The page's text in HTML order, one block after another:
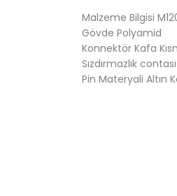
Malzeme Bilgisi
Gövde Polyamid
Konnektör Kafa
Sızdırmazlık
Pin Materyali Altın